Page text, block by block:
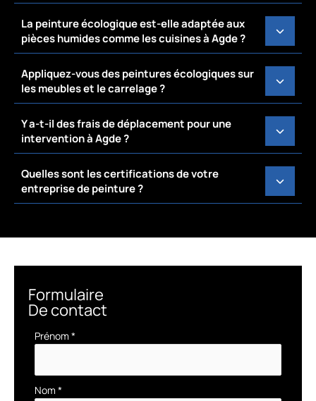
La peinture écologique est-elle adaptée aux
pièces humides comme les cuisines à Agde ?
Appliquez-vous des peintures écologiques sur
les meubles et le carrelage ?
Y a-t-il des frais de déplacement pour une
intervention à Agde ?
Quelles sont les certifications de votre
entreprise de peinture ?
Formulaire
De contact
Formulaire
Prénom *
Nom *